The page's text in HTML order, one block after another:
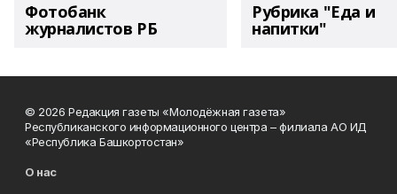
Фотобанк
журналистов РБ
Рубрика "Еда и
напитки"
© 2026 Редакция газеты «Молодёжная газета»
Республиканского информационного центра – филиала АО ИД
«Республика Башкортостан»
О нас